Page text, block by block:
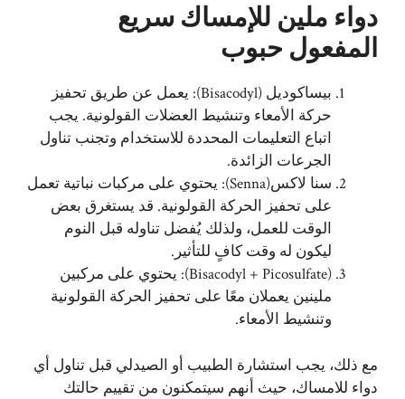
دواء ملين للإمساك سريع
المفعول حبوب
بيساكوديل (Bisacodyl): يعمل عن طريق تحفيز
حركة الأمعاء وتنشيط العضلات القولونية. يجب
اتباع التعليمات المحددة للاستخدام وتجنب تناول
الجرعات الزائدة.
سنا لاكس(Senna): يحتوي على مركبات نباتية تعمل
على تحفيز الحركة القولونية. قد يستغرق بعض
الوقت للعمل، ولذلك يُفضل تناوله قبل النوم
ليكون له وقت كافٍ للتأثير.
(Bisacodyl + Picosulfate): يحتوي على مركبين
ملينين يعملان معًا على تحفيز الحركة القولونية
وتنشيط الأمعاء.
مع ذلك، يجب استشارة الطبيب أو الصيدلي قبل تناول أي
دواء للامساك، حيث أنهم سيتمكنون من تقييم حالتك